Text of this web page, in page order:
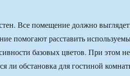
Все помещение должно
помогают расставить
базовых цветов. При этом не
ли обстановка для гостиной